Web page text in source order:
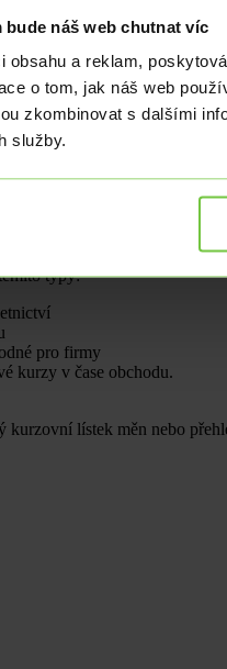
bude náš web chutnat víc
obsahu a reklam,
o tom, jak náš web
zkombinovat s dalšími
služby.
či Asie
kurz klíčovou roli.
typy:
pro firmy
kurzy v čase obchodu.
lístek měn nebo